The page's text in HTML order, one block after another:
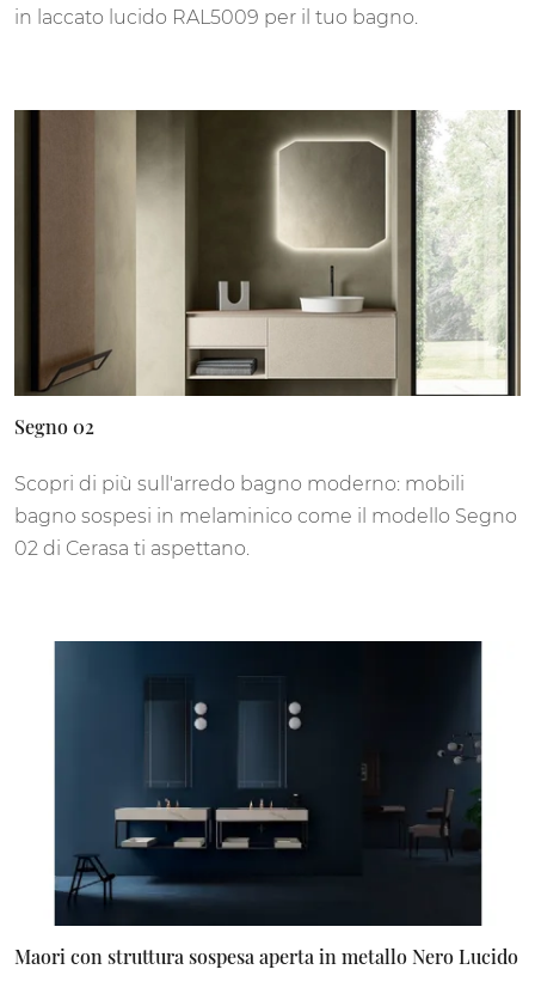
in laccato lucido RAL5009 per il tuo bagno.
Segno 02
Scopri di più sull'arredo bagno moderno: mobili
bagno sospesi in melaminico come il modello Segno
02 di Cerasa ti aspettano.
Maori con struttura sospesa aperta in metallo Nero Lucido